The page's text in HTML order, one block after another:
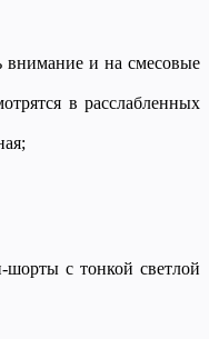
внимание и на смесовые
в расслабленных
шорты с тонкой светлой